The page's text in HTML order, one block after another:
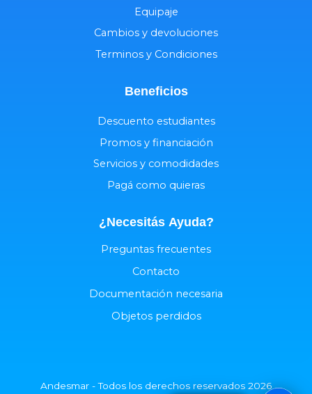
Equipaje
Cambios y devoluciones
Terminos y Condiciones
Beneficios
Descuento estudiantes
Promos y financiación
Servicios y comodidades
Pagá como quieras
¿Necesitás Ayuda?
Preguntas frecuentes
Contacto
Documentación necesaria
Objetos perdidos
Andesmar - Todos los derechos reservados 2026